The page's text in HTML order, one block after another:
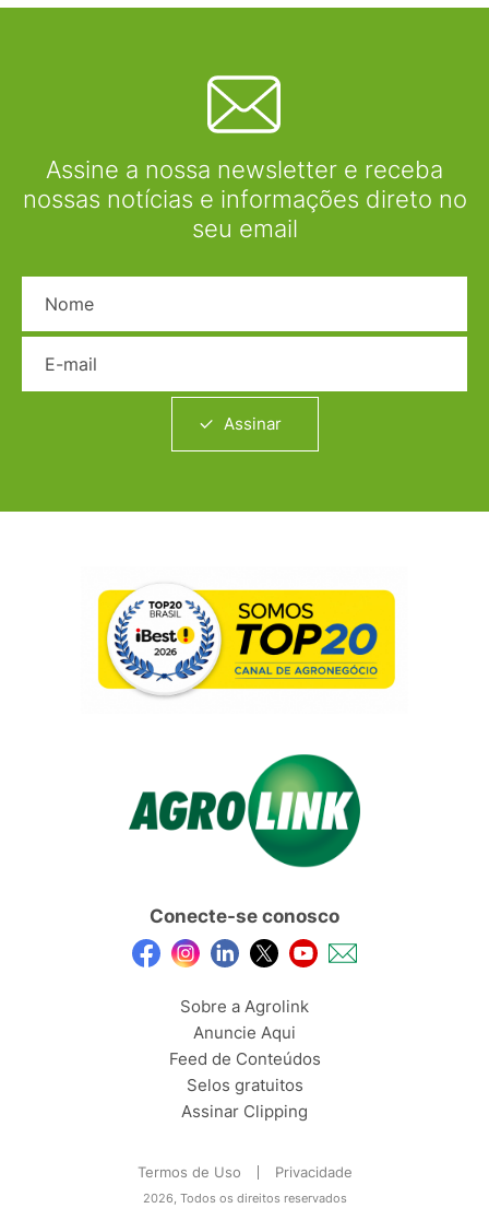
Assine a nossa newsletter e receba
nossas notícias e informações direto no
seu email
Assinar
Conecte-se conosco
Sobre a Agrolink
Anuncie Aqui
Feed de Conteúdos
Selos gratuitos
Assinar Clipping
Termos de Uso Privacidade
2026, Todos os direitos reservados